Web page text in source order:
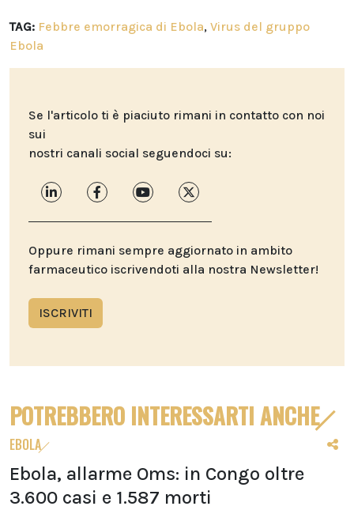
TAG: Febbre emorragica di Ebola, Virus del gruppo
Ebola
Se l'articolo ti è piaciuto rimani in contatto con noi
sui
nostri canali social seguendoci su:
Oppure rimani sempre aggiornato in ambito
farmaceutico iscrivendoti alla nostra Newsletter!
ISCRIVITI
POTREBBERO INTERESSARTI ANCHE
EBOLA
Ebola, allarme Oms: in Congo oltre
3.600 casi e 1.587 morti